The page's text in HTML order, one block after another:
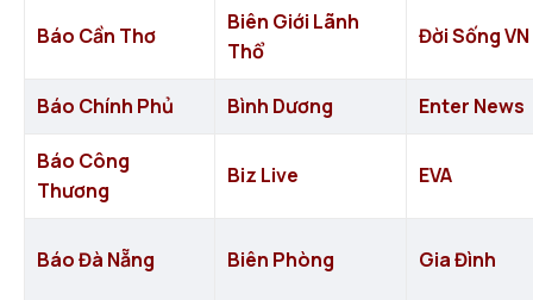
Báo Cần Thơ
Biên Giới Lãnh
Thổ
Đời Sống VN
Báo Chính Phủ Bình Dương Enter News
Báo Công
Thương
Biz Live EVA
Báo Đà Nẵng Biên Phòng Gia Đình